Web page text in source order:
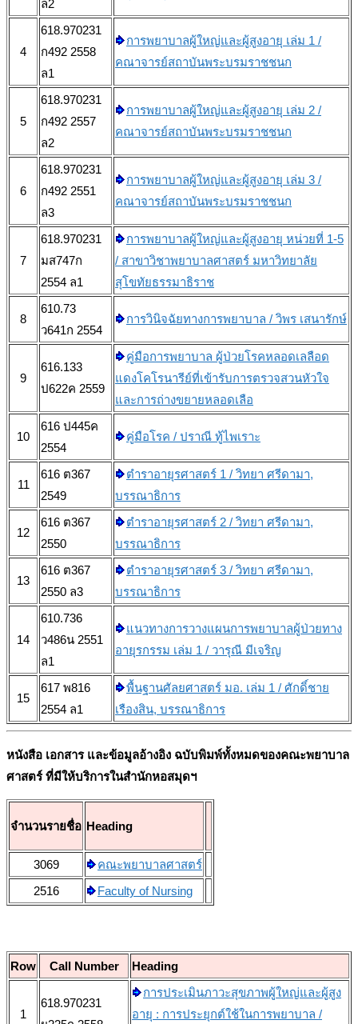
ล2
4
618.970231
ก492 2558
ล1
การพยาบาลผู้ใหญ่และผู้สูงอายุ เล่ม 1 /
คณาจารย์สถาบันพระบรมราชชนก
5
618.970231
ก492 2557
ล2
การพยาบาลผู้ใหญ่และผู้สูงอายุ เล่ม 2 /
คณาจารย์สถาบันพระบรมราชชนก
6
618.970231
ก492 2551
ล3
การพยาบาลผู้ใหญ่และผู้สูงอายุ เล่ม 3 /
คณาจารย์สถาบันพระบรมราชชนก
7
618.970231
มส747ก
2554 ล1
การพยาบาลผู้ใหญ่และผู้สูงอายุ หน่วยที่ 1-5
/ สาขาวิชาพยาบาลศาสตร์ มหาวิทยาลัย
สุโขทัยธรรมาธิราช
8
610.73
ว641ก 2554
การวินิจฉัยทางการพยาบาล / วิพร เสนารักษ์
9
616.133
ป622ค 2559
คู่มือการพยาบาล ผู้ป่วยโรคหลอดเลลือด
แดงโคโรนารีย์ที่เข้ารับการตรวจสวนหัวใจ
และการถ่างขยายหลอดเลือ
10
616 ป445ค
2554
คู่มือโรค / ปราณี ทู้ไพเราะ
11
616 ต367
2549
ตำราอายุรศาสตร์ 1 / วิทยา ศรีดามา,
บรรณาธิการ
12
616 ต367
2550
ตำราอายุรศาสตร์ 2 / วิทยา ศรีดามา,
บรรณาธิการ
13
616 ต367
2550 ล3
ตำราอายุรศาสตร์ 3 / วิทยา ศรีดามา,
บรรณาธิการ
14
610.736
ว486น 2551
ล1
แนวทางการวางแผนการพยาบาลผู้ป่วยทาง
อายุรกรรม เล่ม 1 / วารุณี มีเจริญ
15
617 พ816
2554 ล1
พื้นฐานศัลยศาสตร์ มอ. เล่ม 1 / ศักดิ์ชาย
เรืองสิน, บรรณาธิการ
หนังสือ เอกสาร และข้อมูลอ้างอิง ฉบับพิมพ์ทั้งหมดของคณะพยาบาล
ศาสตร์ ที่มีให้บริการในสำนักหอสมุดฯ
จำนวนรายชื่อ Heading
3069
คณะพยาบาลศาสตร์
2516
Faculty of Nursing
Row Call Number Heading
1
618.970231
การประเมินภาวะสุขภาพผู้ใหญ่และผู้สูง
อายุ : การประยุกต์ใช้ในการพยาบาล /